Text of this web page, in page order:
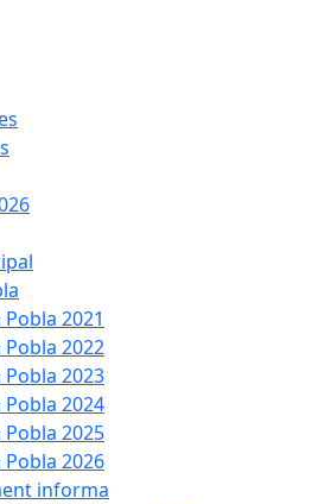
2021
Pobla 2022
Pobla 2023
Pobla 2024
Pobla 2025
Pobla 2026
informa